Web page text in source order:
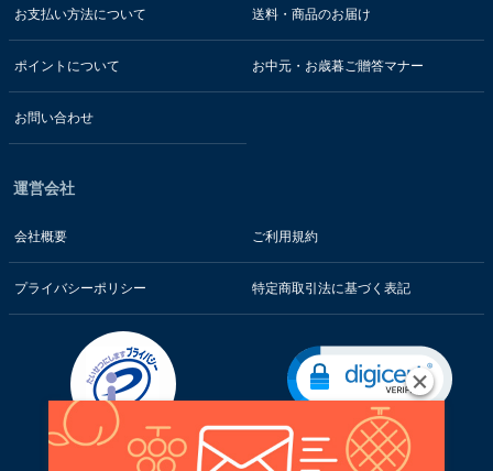
お支払い方法について 送料・商品のお届け
ポイントについて お中元・お歳暮ご贈答マナー
お問い合わせ
運営会社
会社概要 ご利用規約
プライバシーポリシー 特定商取引法に基づく表記
お客様の情報はSSL暗号通信技術で保護されています